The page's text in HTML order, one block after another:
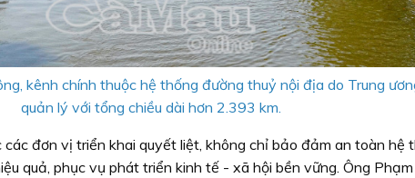
kênh chính thuộc hệ thống đường thuỷ nội địa do Trung
quản lý với tổng chiều dài hơn 2.393 km.
đơn vị triển khai quyết liệt, không chỉ bảo đảm an toàn hệ
quả, phục vụ phát triển kinh tế - xã hội bền vững. Ông